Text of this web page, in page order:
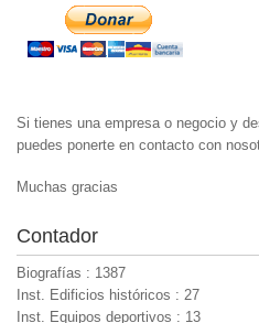
Si tienes una empresa o negocio y
puedes ponerte en contacto con
Muchas gracias
Contador
Biografías : 1387
Inst. Edificios históricos : 27
Inst. Equipos deportivos : 13